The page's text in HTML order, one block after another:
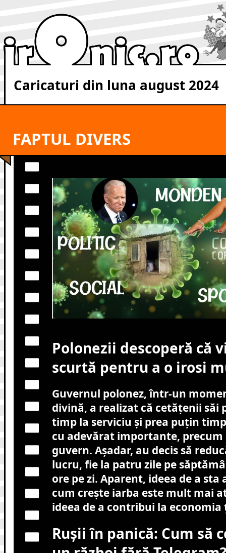
Caricaturi din luna august 2024
FAPTUL DIVERS
Polonezii descoperă că
scurtă pentru a o irosi
Guvernul polonez, într-un
divină, a realizat că cetățenii săi
timp la serviciu și prea puțin
cu adevărat importante, precum
guvern. Așadar, au decis să
lucru, fie la patru zile pe
ore pe zi. Aparent, ideea de a sta
cum crește iarba este mult mai
ideea de a contribui la economia
Rușii în panică: Cum să